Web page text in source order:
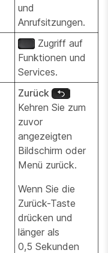
und
Anrufsitzungen.
Zugriff auf
Funktionen und
Services.
Zurück
Kehren Sie zum
zuvor
angezeigten
Bildschirm oder
Menü zurück.
Wenn Sie die
Zurück-Taste
drücken und
länger als
0,5 Sekunden